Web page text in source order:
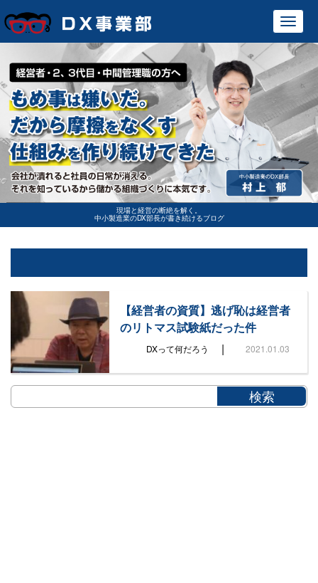
現場と経営の断絶を解く。
中小製造業のDX部長が書き続けるブログ
【経営者の資質】逃げ恥は経営者
のリトマス試験紙だった件
DXって何だろう | 2021.01.03